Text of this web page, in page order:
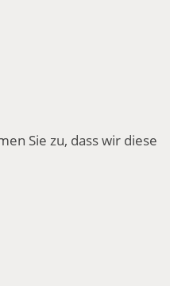
Sie zu, dass wir diese